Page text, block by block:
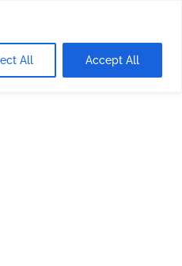
All Accept All